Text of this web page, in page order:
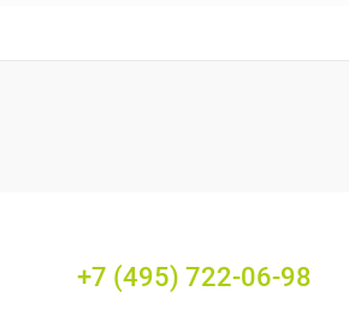
+7 (495) 722-06-98